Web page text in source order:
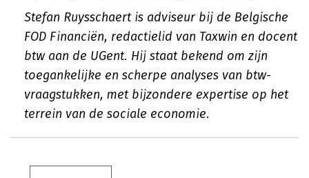
Stefan Ruysschaert is adviseur bij de Belgische
FOD Financiën, redactielid van Taxwin en docent
btw aan de UGent. Hij staat bekend om zijn
toegankelijke en scherpe analyses van btw-
vraagstukken, met bijzondere expertise op het
terrein van de sociale economie.